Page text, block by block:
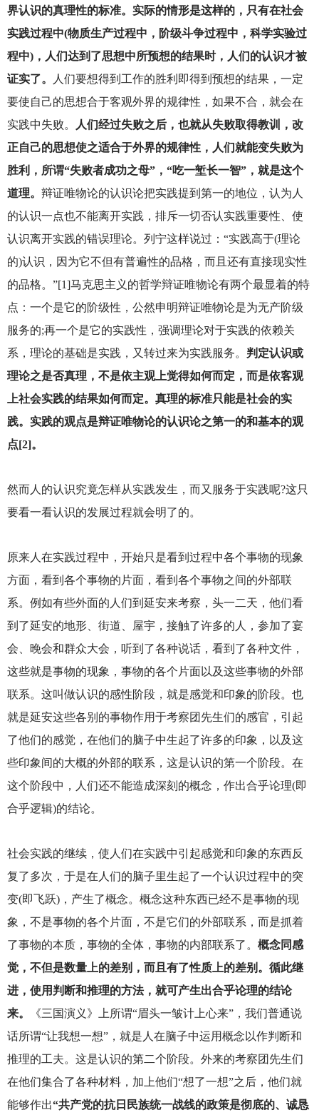
界认识的真理性的标准。实际的情形是这样的，只有在社会
实践过程中(物质生产过程中，阶级斗争过程中，科学实验过
程中)，人们达到了思想中所预想的结果时，人们的认识才被
证实了。
人们要想得到工作的胜利即得到预想的结果，一定
要使自己的思想合于客观外界的规律性，如果不合，就会在
实践中失败。
人们经过失败之后，也就从失败取得教训，改
正自己的思想使之适合于外界的规律性，人们就能变失败为
胜利，所谓“失败者成功之母”，“吃一堑长一智”，就是这个
道理。 辩证唯物论的认识论把实践提到第一的地位，认为人
的认识一点也不能离开实践，排斥一切否认实践重要性、使
认识离开实践的错误理论。列宁这样说过：“实践高于(理论
的)认识，因为它不但有普遍性的品格，而且还有直接现实性
的品格。”[1]马克思主义的哲学辩证唯物论有两个最显着的特
点：一个是它的阶级性，公然申明辩证唯物论是为无产阶级
服务的;再一个是它的实践性，强调理论对于实践的依赖关
系，理论的基础是实践，又转过来为实践服务。 判定认识或
理论之是否真理，不是依主观上觉得如何而定，而是依客观
上社会实践的结果如何而定。真理的标准只能是社会的实
践。实践的观点是辩证唯物论的认识论之第一的和基本的观
点[2]。
然而人的认识究竟怎样从实践发生，而又服务于实践呢?这只
要看一看认识的发展过程就会明了的。
原来人在实践过程中，开始只是看到过程中各个事物的现象
方面，看到各个事物的片面，看到各个事物之间的外部联
系。例如有些外面的人们到延安来考察，头一二天，他们看
到了延安的地形、街道、屋宇，接触了许多的人，参加了宴
会、晚会和群众大会，听到了各种说话，看到了各种文件，
这些就是事物的现象，事物的各个片面以及这些事物的外部
联系。这叫做认识的感性阶段，就是感觉和印象的阶段。也
就是延安这些各别的事物作用于考察团先生们的感官，引起
了他们的感觉，在他们的脑子中生起了许多的印象，以及这
些印象间的大概的外部的联系，这是认识的第一个阶段。在
这个阶段中，人们还不能造成深刻的概念，作出合乎论理(即
合乎逻辑)的结论。
社会实践的继续，使人们在实践中引起感觉和印象的东西反
复了多次，于是在人们的脑子里生起了一个认识过程中的突
变(即飞跃)，产生了概念。概念这种东西已经不是事物的现
象，不是事物的各个片面，不是它们的外部联系，而是抓着
了事物的本质，事物的全体，事物的内部联系了。 概念同感
觉，不但是数量上的差别，而且有了性质上的差别。循此继
进，使用判断和推理的方法，就可产生出合乎论理的结论
来。
《三国演义》上所谓“眉头一皱计上心来”，我们普通说
话所谓“让我想一想”，就是人在脑子中运用概念以作判断和
推理的工夫。这是认识的第二个阶段。外来的考察团先生们
在他们集合了各种材料，加上他们“想了一想”之后，他们就
能够作出“共产党的抗日民族统一战线的政策是彻底的、诚恳